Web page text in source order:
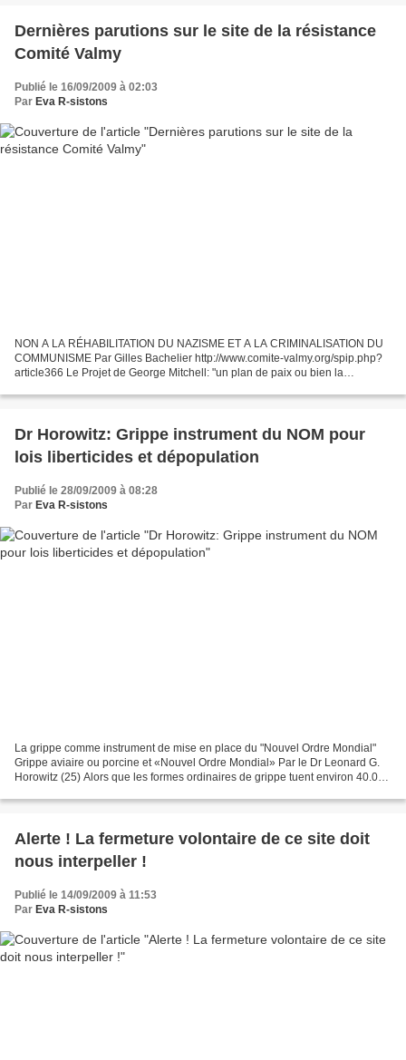
Dernières parutions sur le site de la résistance
Comité Valmy
Publié le 16/09/2009 à 02:03
Par Eva R-sistons
NON A LA RÉHABILITATION DU NAZISME ET A LA CRIMINALISATION DU
COMMUNISME Par Gilles Bachelier http://www.comite-valmy.org/spip.php?
article366 Le Projet de George Mitchell: "un plan de paix ou bien la
Dr Horowitz: Grippe instrument du NOM pour
lois liberticides et dépopulation
Publié le 28/09/2009 à 08:28
Par Eva R-sistons
La grippe comme instrument de mise en place du "Nouvel Ordre Mondial"
Grippe aviaire ou porcine et «Nouvel Ordre Mondial» Par le Dr Leonard G.
Horowitz (25) Alors que les formes ordinaires de grippe tuent environ 40.000
Alerte ! La fermeture volontaire de ce site doit
nous interpeller !
Publié le 14/09/2009 à 11:53
Par Eva R-sistons